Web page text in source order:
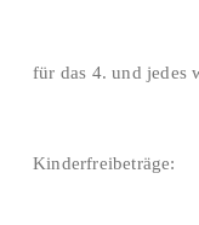
Kinderfreibeträge: